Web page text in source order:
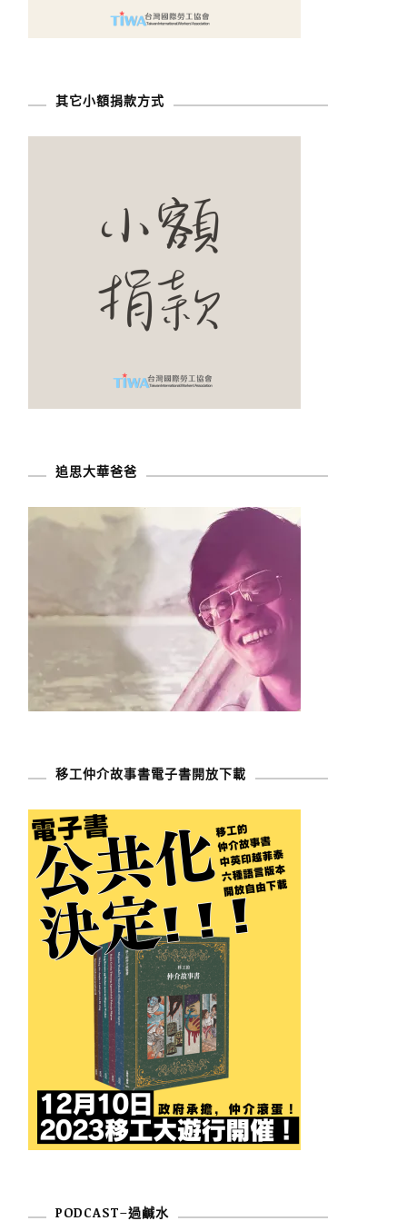
其它小額捐款方式
追思大華爸爸
移工仲介故事書電子書開放下載
PODCAST–過鹹水